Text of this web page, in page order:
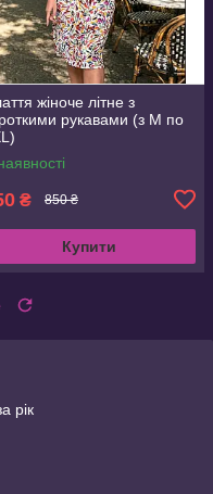
жіноче літне з
рукавами (з M по
₴ 850 ₴
Купити
рік